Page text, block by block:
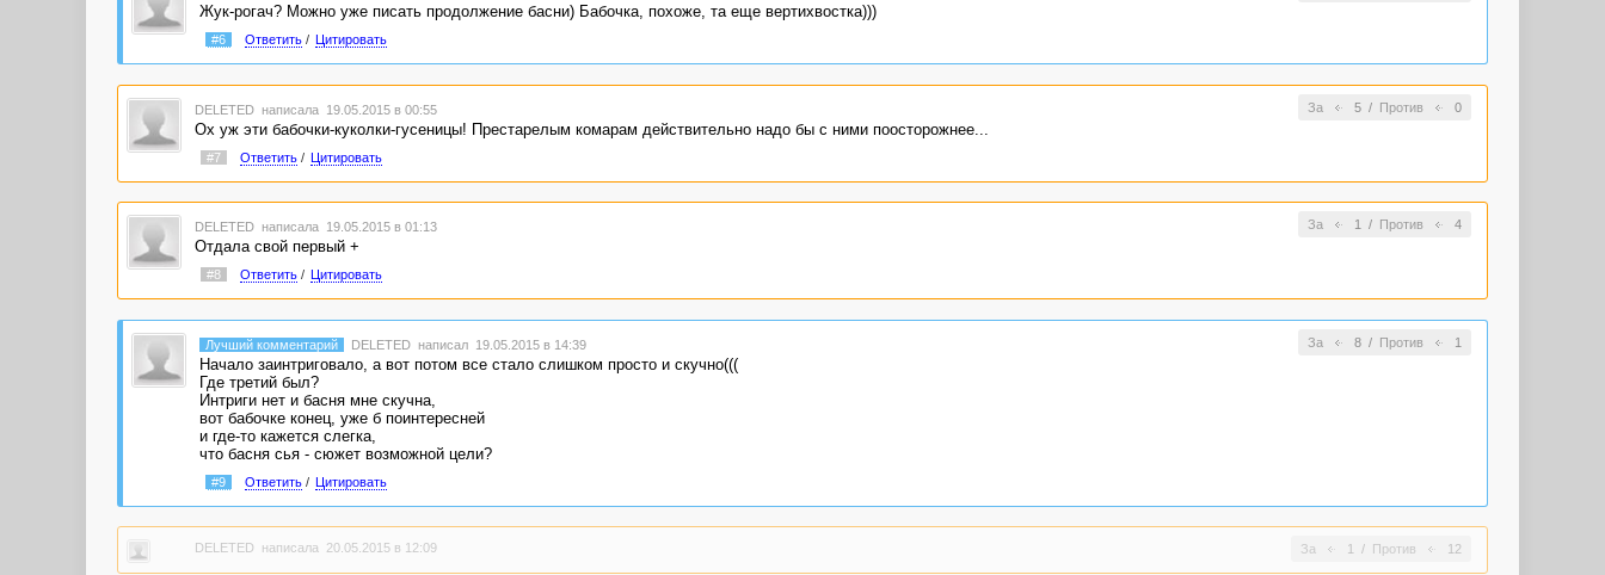
Жук-рогач? Можно уже писать продолжение басни) Бабочка, похоже, та еще вертихвостка)))
#6 Ответить/ Цитировать
За 5/ Против 0
DELETED написала 19.05.2015 в 00:55
Ох уж эти бабочки-куколки-гусеницы! Престарелым комарам действительно надо бы с ними поосторожнее...
#7 Ответить/ Цитировать
За 1 / Против 4
DELETED написала 19.05.2015 в 01:13
Отдала свой первый +
#8 Ответить/ Цитировать
За 8/ Против 1
Лучший комментарий DELETED написал 19.05.2015 в 14:39
Начало заинтриговало, а вот потом все стало слишком просто и скучно(((
Где третий был?
Интриги нет и басня мне скучна,
вот бабочке конец, уже б поинтересней
и где-то кажется слегка,
что басня сья - сюжет возможной цели?
#9 Ответить/ Цитировать
За 1 / Против 12
DELETED написала 20.05.2015 в 12:09